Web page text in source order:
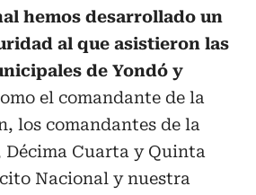
hemos desarrollado un
al que asistieron las
de Yondó y
el comandante de la
los comandantes de la
Décima Cuarta y Quinta
Nacional y nuestra